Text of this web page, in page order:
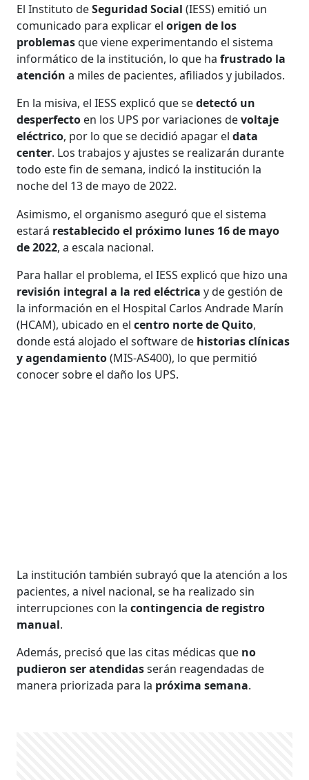
El Instituto deSeguridad Social (IESS) emitió un
comunicado para explicar elorigen de los
problemasque viene experimentando el sistema
informático de la institución, lo que hafrustrado la
atención a miles de pacientes, afiliados y jubilados.
En la misiva, el IESS explicó que sedetectó un
desperfecto en los UPS por variaciones devoltaje
eléctrico, por lo que se decidió apagar eldata
center. Los trabajos y ajustes se realizarán durante
todo este fin de semana, indicó la institución la
noche del 13 de mayo de 2022.
Asimismo, el organismo aseguró que el sistema
estará restablecido el próximo lunes 16 de mayo
de 2022, a escala nacional.
Para hallar el problema, el IESS explicó que hizo una
revisión integral a la red eléctricay de gestión de
la información en el Hospital Carlos Andrade Marín
(HCAM), ubicado en elcentro norte de Quito,
donde está alojado el software de historias clínicas
y agendamiento(MIS-AS400), lo que permitió
conocer sobre el daño los UPS.
La institución también subrayó que la atención a los
pacientes, a nivel nacional, se ha realizado sin
interrupciones con lacontingencia de registro
manual.
Además, precisó que las citas médicas que no
pudieron ser atendidasserán reagendadas de
manera priorizada para la próxima semana.